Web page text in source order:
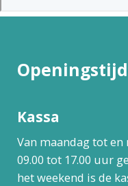
Kassa
Van maandag tot en
09.00 tot 17.00 uur
het weekend is de